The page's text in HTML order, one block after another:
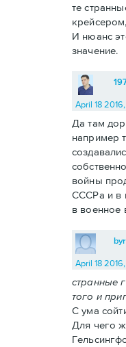
те
И нюанс
значение.
April 18
Да там
например
войны
СССРа и в
в военное
April 18
странные
того и
С ума
Для чего